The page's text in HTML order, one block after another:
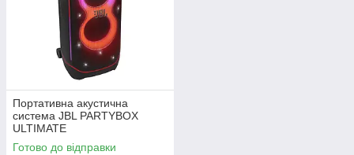
Портативна акустична
система JBL PARTYBOX
ULTIMATE
Готово до відправки